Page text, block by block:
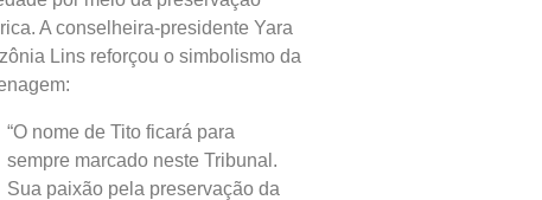
A conselheira-presidente Yara
Lins reforçou o simbolismo da
“O nome de Tito ficará para
sempre marcado neste Tribunal.
Sua paixão pela preservação da